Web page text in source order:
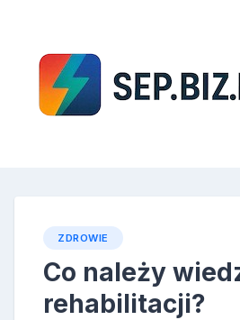
content
ZDROWIE
Co należy
rehabilitacji?